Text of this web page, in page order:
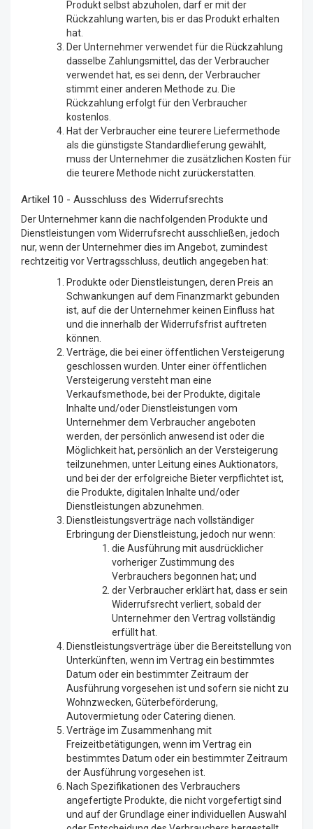
Produkt selbst abzuholen, darf er mit der
Rückzahlung warten, bis er das Produkt erhalten
hat.
Der Unternehmer verwendet für die Rückzahlung
dasselbe Zahlungsmittel, das der Verbraucher
verwendet hat, es sei denn, der Verbraucher
stimmt einer anderen Methode zu. Die
Rückzahlung erfolgt für den Verbraucher
kostenlos.
Hat der Verbraucher eine teurere Liefermethode
als die günstigste Standardlieferung gewählt,
muss der Unternehmer die zusätzlichen Kosten für
die teurere Methode nicht zurückerstatten.
Artikel 10 - Ausschluss des Widerrufsrechts
Der Unternehmer kann die nachfolgenden Produkte und
Dienstleistungen vom Widerrufsrecht ausschließen, jedoch
nur, wenn der Unternehmer dies im Angebot, zumindest
rechtzeitig vor Vertragsschluss, deutlich angegeben hat:
Produkte oder Dienstleistungen, deren Preis an
Schwankungen auf dem Finanzmarkt gebunden
ist, auf die der Unternehmer keinen Einfluss hat
und die innerhalb der Widerrufsfrist auftreten
können.
Verträge, die bei einer öffentlichen Versteigerung
geschlossen wurden. Unter einer öffentlichen
Versteigerung versteht man eine
Verkaufsmethode, bei der Produkte, digitale
Inhalte und/oder Dienstleistungen vom
Unternehmer dem Verbraucher angeboten
werden, der persönlich anwesend ist oder die
Möglichkeit hat, persönlich an der Versteigerung
teilzunehmen, unter Leitung eines Auktionators,
und bei der der erfolgreiche Bieter verpflichtet ist,
die Produkte, digitalen Inhalte und/oder
Dienstleistungen abzunehmen.
Dienstleistungsverträge nach vollständiger
Erbringung der Dienstleistung, jedoch nur wenn:
die Ausführung mit ausdrücklicher
vorheriger Zustimmung des
Verbrauchers begonnen hat; und
der Verbraucher erklärt hat, dass er sein
Widerrufsrecht verliert, sobald der
Unternehmer den Vertrag vollständig
erfüllt hat.
Dienstleistungsverträge über die Bereitstellung von
Unterkünften, wenn im Vertrag ein bestimmtes
Datum oder ein bestimmter Zeitraum der
Ausführung vorgesehen ist und sofern sie nicht zu
Wohnzwecken, Güterbeförderung,
Autovermietung oder Catering dienen.
Verträge im Zusammenhang mit
Freizeitbetätigungen, wenn im Vertrag ein
bestimmtes Datum oder ein bestimmter Zeitraum
der Ausführung vorgesehen ist.
Nach Spezifikationen des Verbrauchers
angefertigte Produkte, die nicht vorgefertigt sind
und auf der Grundlage einer individuellen Auswahl